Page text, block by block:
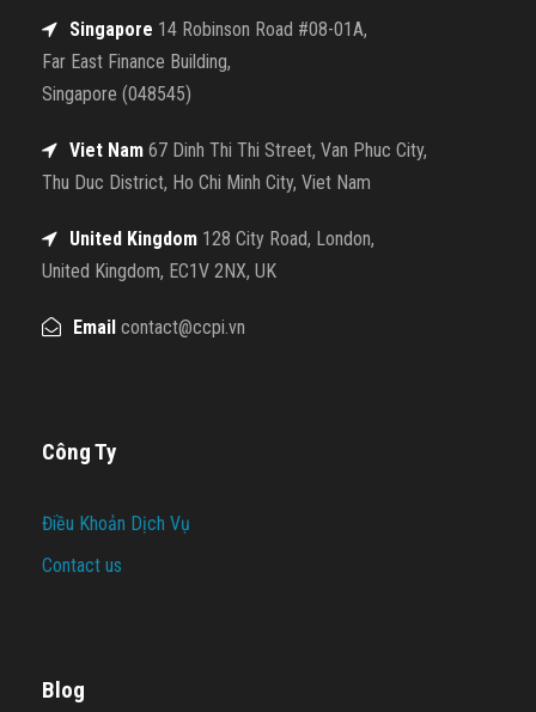
Singapore 14 Robinson Road #08-01A,
Far East Finance Building,
Singapore (048545)
Viet Nam 67 Dinh Thi Thi Street, Van Phuc City,
Thu Duc District, Ho Chi Minh City, Viet Nam
United Kingdom 128 City Road, London,
United Kingdom, EC1V 2NX, UK
Email contact@ccpi.vn
Công Ty
Điều Khoản Dịch Vụ
Contact us
Blog